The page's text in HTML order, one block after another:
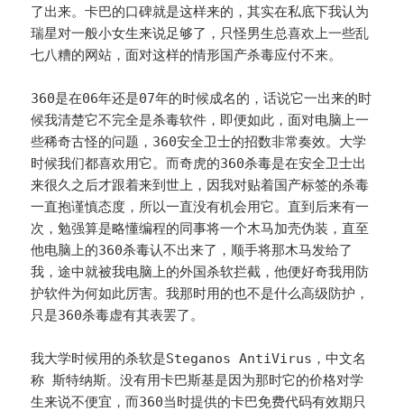
了出来。卡巴的口碑就是这样来的，其实在私底下我认为
瑞星对一般小女生来说足够了，只怪男生总喜欢上一些乱
七八糟的网站，面对这样的情形国产杀毒应付不来。
360是在06年还是07年的时候成名的，话说它一出来的时
候我清楚它不完全是杀毒软件，即便如此，面对电脑上一
些稀奇古怪的问题，360安全卫士的招数非常奏效。大学
时候我们都喜欢用它。而奇虎的360杀毒是在安全卫士出
来很久之后才跟着来到世上，因我对贴着国产标签的杀毒
一直抱谨慎态度，所以一直没有机会用它。直到后来有一
次，勉强算是略懂编程的同事将一个木马加壳伪装，直至
他电脑上的360杀毒认不出来了，顺手将那木马发给了
我，途中就被我电脑上的外国杀软拦截，他便好奇我用防
护软件为何如此厉害。我那时用的也不是什么高级防护，
只是360杀毒虚有其表罢了。
我大学时候用的杀软是Steganos AntiVirus，中文名
称 斯特纳斯。没有用卡巴斯基是因为那时它的价格对学
生来说不便宜，而360当时提供的卡巴免费代码有效期只